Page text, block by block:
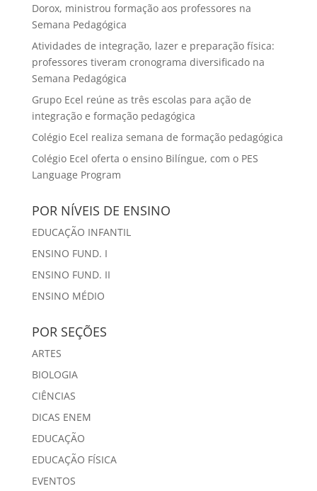
Dorox, ministrou formação aos professores na
Semana Pedagógica
Atividades de integração, lazer e preparação física:
professores tiveram cronograma diversificado na
Semana Pedagógica
Grupo Ecel reúne as três escolas para ação de
integração e formação pedagógica
Colégio Ecel realiza semana de formação pedagógica
Colégio Ecel oferta o ensino Bilíngue, com o PES
Language Program
POR NÍVEIS DE ENSINO
EDUCAÇÃO INFANTIL
ENSINO FUND. I
ENSINO FUND. II
ENSINO MÉDIO
POR SEÇÕES
ARTES
BIOLOGIA
CIÊNCIAS
DICAS ENEM
EDUCAÇÃO
EDUCAÇÃO FÍSICA
EVENTOS